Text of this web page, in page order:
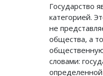
Государство
категорией.
не
общества, а
словами: